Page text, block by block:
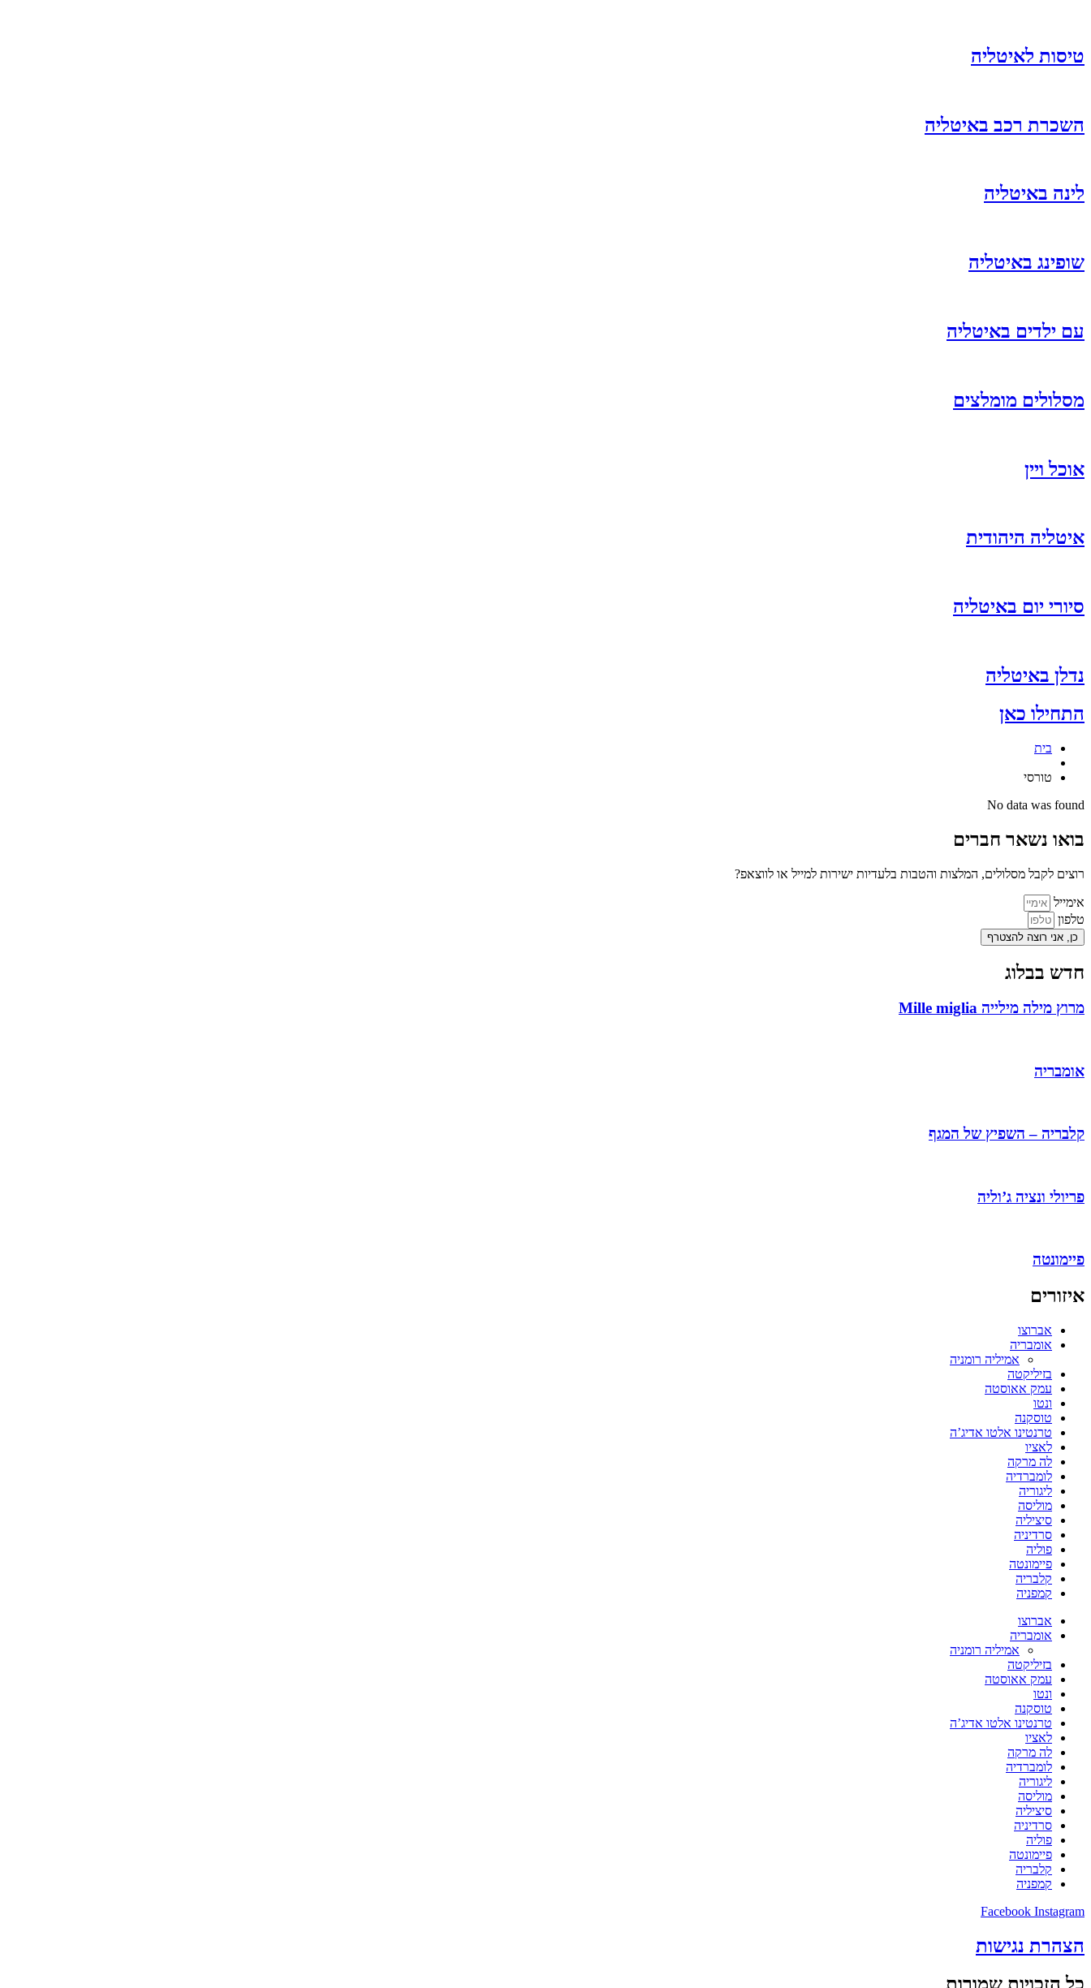
טיסות לאיטליה
השכרת רכב באיטליה
לינה באיטליה
שופינג באיטליה
עם ילדים באיטליה
מסלולים מומלצים
אוכל ויין
איטליה היהודית
סיורי יום באיטליה
נדלן באיטליה
התחילו כאן
בית
טורסי
No data was found
בואו נשאר חברים
רוצים לקבל מסלולים, המלצות והטבות בלעדיות ישירות למייל או לווצאפ?
אימייל
טלפון
כן, אני רוצה להצטרף
חדש בבלוג
מרוץ מילה מילייה Mille miglia
אומבריה
קלבריה – השפיץ של המגף
פריולי ונציה ג’וליה
פיימונטה
איזורים
אברוצו
אומבריה
אמיליה רומניה
בזיליקטה
עמק אאוסטה
ונטו
טוסקנה
טרנטינו אלטו אדיג’ה
לאציו
לה מרקה
לומברדיה
ליגוריה
מוליסה
סיציליה
סרדיניה
פוליה
פיימונטה
קלבריה
קמפניה
אברוצו
אומבריה
אמיליה רומניה
בזיליקטה
עמק אאוסטה
ונטו
טוסקנה
טרנטינו אלטו אדיג’ה
לאציו
לה מרקה
לומברדיה
ליגוריה
מוליסה
סיציליה
סרדיניה
פוליה
פיימונטה
קלבריה
קמפניה
Facebook Instagram
הצהרת נגישות